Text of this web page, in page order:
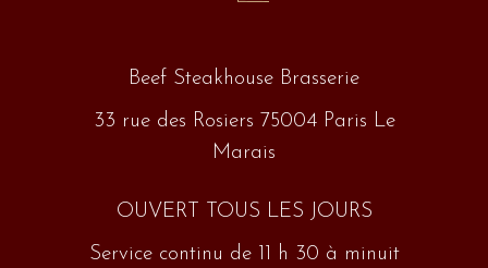
Beef Steakhouse Brasserie
33 rue des Rosiers 75004 Paris Le
Marais
OUVERT TOUS LES JOURS
Service continu de 11 h 30 à minuit